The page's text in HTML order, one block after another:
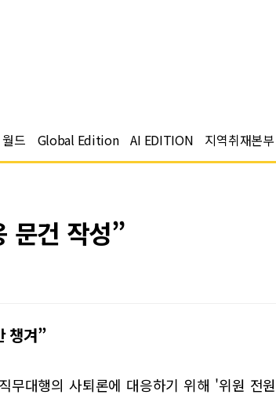
월드 Global Edition AI EDITION 지역취재본부
문건 작성”
챙겨”
무대행의 사퇴론에 대응하기 위해 '위원 전원